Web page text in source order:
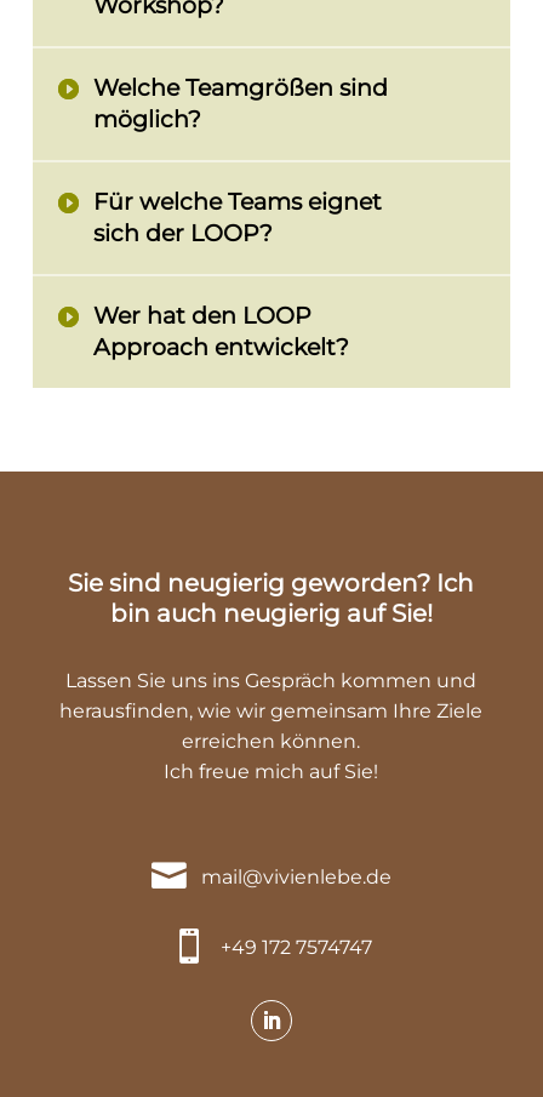
Welche Teamgrößen sind
möglich?
Für welche Teams eignet
sich der LOOP?
Wer hat den LOOP
Approach entwickelt?
Sie sind neugierig geworden? Ich
bin auch neugierig aufSie!
Lassen Sie uns ins Gespräch kommen und
herausfinden, wie wir gemeinsam Ihre Ziele
erreichen können.
Ich freue mich auf Sie!
 mail@vivienlebe.de
 +49 172 7574747